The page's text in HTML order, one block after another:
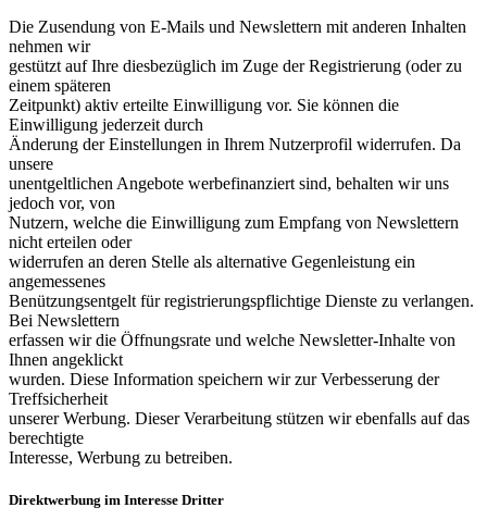
Die Zusendung von E-Mails und Newslettern mit anderen Inhalten
nehmen wir
gestützt auf Ihre diesbezüglich im Zuge der Registrierung (oder zu
einem späteren
Zeitpunkt) aktiv erteilte Einwilligung vor. Sie können die
Einwilligung jederzeit durch
Änderung der Einstellungen in Ihrem Nutzerprofil widerrufen. Da
unsere
unentgeltlichen Angebote werbefinanziert sind, behalten wir uns
jedoch vor, von
Nutzern, welche die Einwilligung zum Empfang von Newslettern
nicht erteilen oder
widerrufen an deren Stelle als alternative Gegenleistung ein
angemessenes
Benützungsentgelt für registrierungspflichtige Dienste zu verlangen.
Bei Newslettern
erfassen wir die Öffnungsrate und welche Newsletter-Inhalte von
Ihnen angeklickt
wurden. Diese Information speichern wir zur Verbesserung der
Treffsicherheit
unserer Werbung. Dieser Verarbeitung stützen wir ebenfalls auf das
berechtigte
Interesse, Werbung zu betreiben.
Direktwerbung im Interesse Dritter